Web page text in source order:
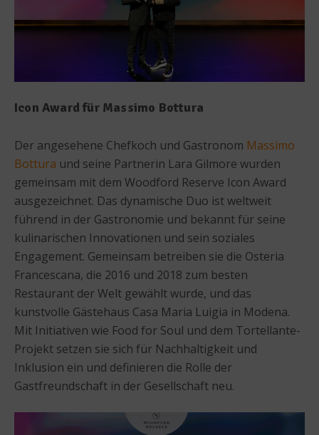
Icon Award für Massimo Bottura
Der angesehene Chefkoch und Gastronom Massimo
Bottura und seine Partnerin Lara Gilmore wurden
gemeinsam mit dem Woodford Reserve Icon Award
ausgezeichnet. Das dynamische Duo ist weltweit
führend in der Gastronomie und bekannt für seine
kulinarischen Innovationen und sein soziales
Engagement. Gemeinsam betreiben sie die Osteria
Francescana, die 2016 und 2018 zum besten
Restaurant der Welt gewählt wurde, und das
kunstvolle Gästehaus Casa Maria Luigia in Modena.
Mit Initiativen wie Food for Soul und dem Tortellante-
Projekt setzen sie sich für Nachhaltigkeit und
Inklusion ein und definieren die Rolle der
Gastfreundschaft in der Gesellschaft neu.